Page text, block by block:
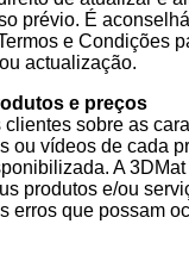
prévio. É
e Condições
actualização.
e preços
sobre as
ou vídeos de cada
A
produtos e/ou
erros que possam